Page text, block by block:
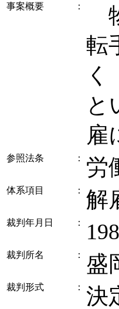
事案概要
：
転
と
雇
参照法条 ： 労
体系項目 ： 解
裁判年月日 ：
裁判所名 ： 盛
裁判形式 ： 決